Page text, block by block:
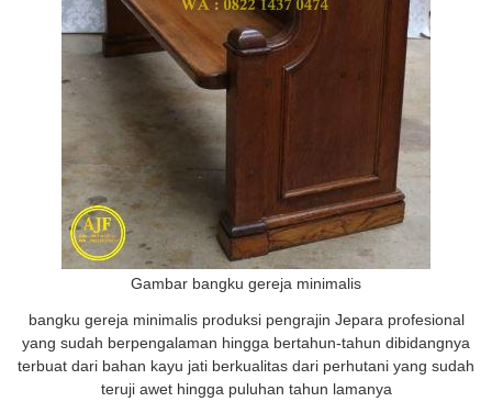
Gambar bangku gereja minimalis
bangku gereja minimalis produksi pengrajin Jepara profesional
yang sudah berpengalaman hingga bertahun-tahun dibidangnya
terbuat dari bahan kayu jati berkualitas dari perhutani yang sudah
teruji awet hingga puluhan tahun lamanya